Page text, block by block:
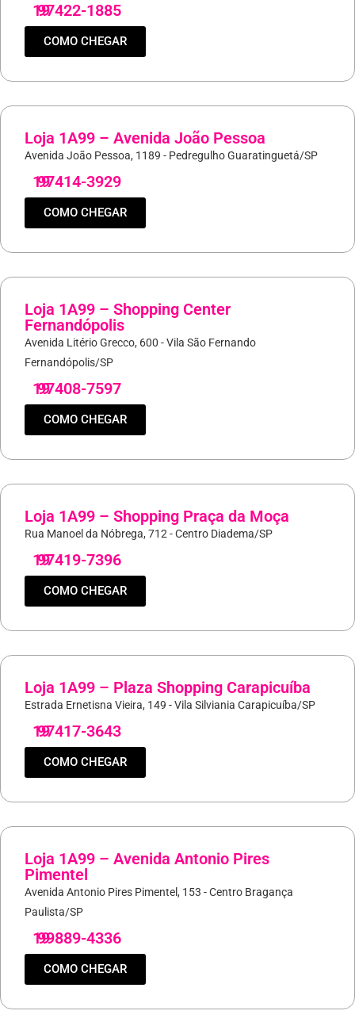
19
97422-1885
COMO CHEGAR
Loja 1A99 – Avenida João Pessoa
Avenida João Pessoa, 1189 - Pedregulho Guaratinguetá/SP
19
97414-3929
COMO CHEGAR
Loja 1A99 – Shopping Center
Fernandópolis
Avenida Litério Grecco, 600 - Vila São Fernando
Fernandópolis/SP
19
97408-7597
COMO CHEGAR
Loja 1A99 – Shopping Praça da Moça
Rua Manoel da Nóbrega, 712 - Centro Diadema/SP
19
97419-7396
COMO CHEGAR
Loja 1A99 – Plaza Shopping Carapicuíba
Estrada Ernetisna Vieira, 149 - Vila Silviania Carapicuíba/SP
19
97417-3643
COMO CHEGAR
Loja 1A99 – Avenida Antonio Pires
Pimentel
Avenida Antonio Pires Pimentel, 153 - Centro Bragança
Paulista/SP
19
99889-4336
COMO CHEGAR